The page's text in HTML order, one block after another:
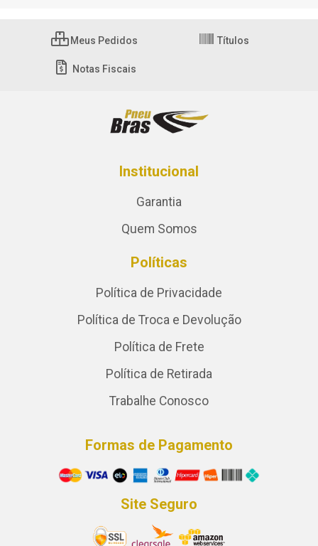
Meus Pedidos Títulos
Notas Fiscais
Institucional
Garantia
Quem Somos
Políticas
Política de Privacidade
Política de Troca e Devolução
Política de Frete
Política de Retirada
Trabalhe Conosco
Formas de Pagamento
Site Seguro